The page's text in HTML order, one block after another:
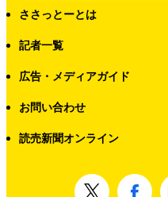
ささっとーとは
記者一覧
広告・メディアガイド
お問い合わせ
読売新聞オンライン